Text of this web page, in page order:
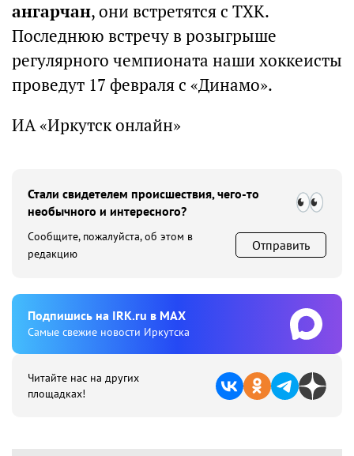
ангарчан, они встретятся с ТХК.
Последнюю встречу в розыгрыше
регулярного чемпионата наши хоккеисты
проведут 17 февраля с «Динамо».
ИА «Иркутск онлайн»
Стали свидетелем происшествия, чего-то
необычного и интересного?
Сообщите, пожалуйста, об этом в
редакцию
Отправить
Подпишиcь на IRK.ru в MAX
Cамые свежие новости Иркутска
Читайте нас на других
площадках!